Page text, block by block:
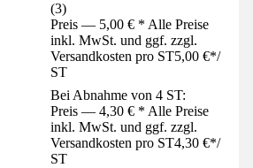
(3)
Preis — 5,00 € * Alle Preise
inkl. MwSt. und ggf. zzgl.
Versandkosten pro ST5,00 €*/
ST
Bei Abnahme von 4 ST:
Preis — 4,30 € * Alle Preise
inkl. MwSt. und ggf. zzgl.
Versandkosten pro ST4,30 €*/
ST